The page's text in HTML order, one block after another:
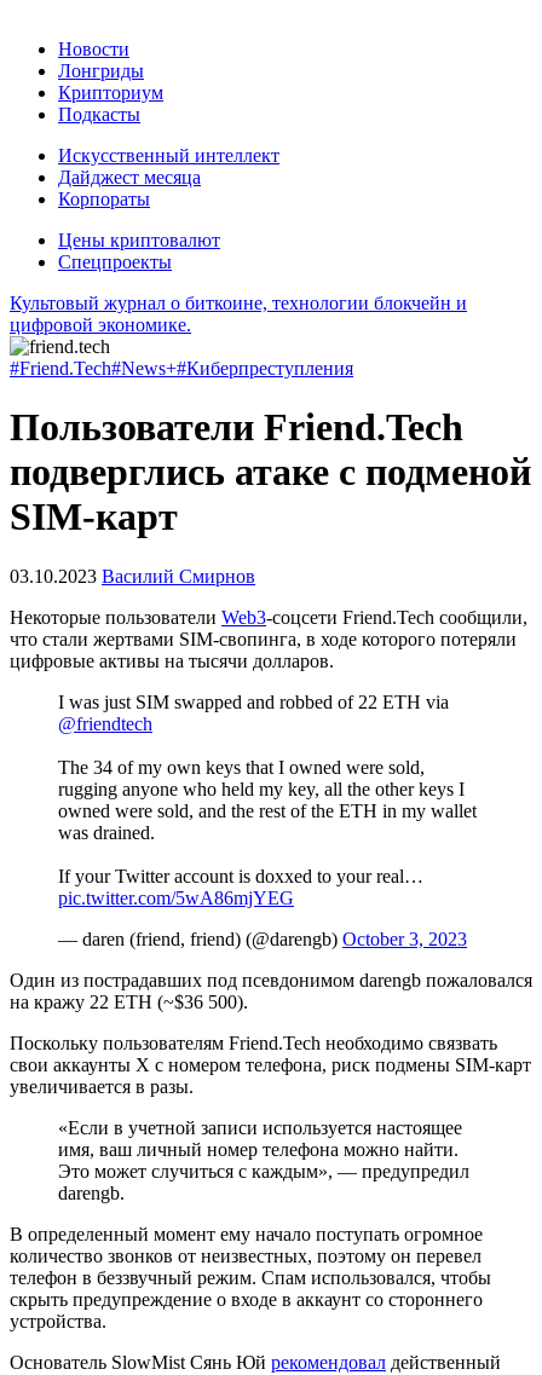
Новости
Лонгриды
Крипториум
Подкасты
Искусственный интеллект
Дайджест месяца
Корпораты
Цены криптовалют
Спецпроекты
Культовый журнал о биткоине, технологии блокчейн и
цифровой экономике.
#Friend.Tech#News+#Киберпреступления
Пользователи Friend.Tech
подверглись атаке с подменой
SIM-карт
03.10.2023 Василий Смирнов
Некоторые пользователи Web3-соцсети Friend.Tech сообщили,
что стали жертвами SIM-свопинга, в ходе которого потеряли
цифровые активы на тысячи долларов.
I was just SIM swapped and robbed of 22 ETH via
@friendtech
The 34 of my own keys that I owned were sold,
rugging anyone who held my key, all the other keys I
owned were sold, and the rest of the ETH in my wallet
was drained.
If your Twitter account is doxxed to your real…
pic.twitter.com/5wA86mjYEG
— daren (friend, friend) (@darengb) October 3, 2023
Один из пострадавших под псевдонимом darengb пожаловался
на кражу 22 ETH (~$36 500).
Поскольку пользователям Friend.Tech необходимо связвать
свои аккаунты X с номером телефона, риск подмены SIM-карт
увеличивается в разы.
«Если в учетной записи используется настоящее
имя, ваш личный номер телефона можно найти.
Это может случиться с каждым», — предупредил
darengb.
В определенный момент ему начало поступать огромное
количество звонков от неизвестных, поэтому он перевел
телефон в беззвучный режим. Спам использовался, чтобы
скрыть предупреждение о входе в аккаунт со стороннего
устройства.
Основатель SlowMist Сянь Юй рекомендовал действенный